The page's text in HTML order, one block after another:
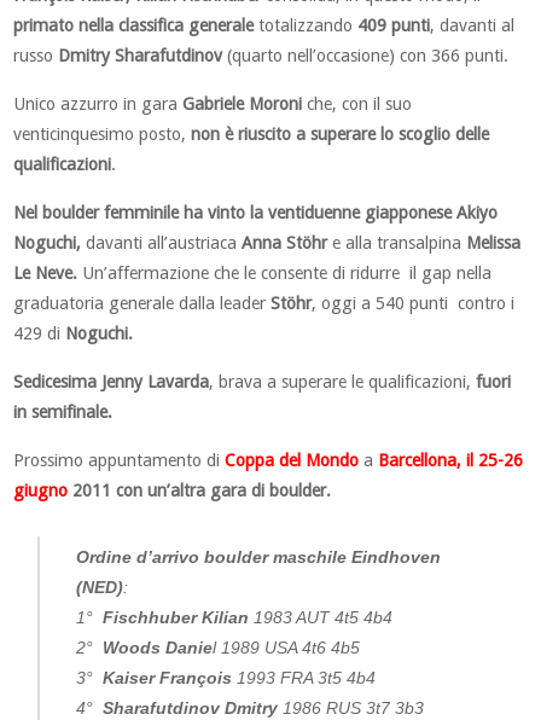
primato nella classifica generaletotalizzando 409 punti, davanti al
russo Dmitry Sharafutdinov(quarto nell’occasione) con 366 punti.
Unico azzurro in garaGabriele Moroniche, con il suo
venticinquesimo posto,non è riuscito a superare lo scoglio delle
qualificazioni.
Nel boulder femminile ha vinto la ventiduenne giapponese Akiyo
Noguchi, davanti all’austriacaAnnaStöhre alla transalpina Melissa
Le Neve. Un’affermazione che le consente di ridurre il gap nella
graduatoria generale dalla leaderStöhr, oggi a 540 punti contro i
429 di Noguchi.
Sedicesima Jenny Lavarda, brava a superare le qualificazioni,fuori
in semifinale.
Prossimo appuntamento diCoppa del Mondo a Barcellona, il 25-26
giugno 2011 con un’altra gara di boulder.
Ordine d’arrivo boulder maschile Eindhoven
(NED):
1°Fischhuber Kilian 1983 AUT 4t5 4b4
2° Woods Daniel 1989 USA 4t6 4b5
3°Kaiser François 1993 FRA 3t5 4b4
4°Sharafutdinov Dmitry 1986 RUS 3t7 3b3